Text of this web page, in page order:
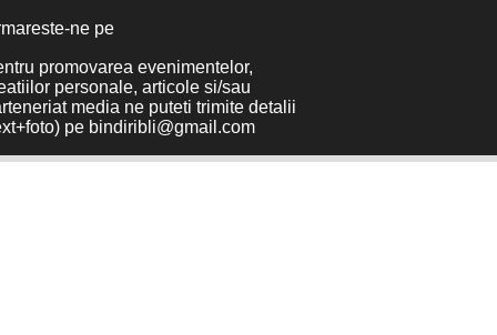
ne pe
promovarea evenimentelor,
personale, articole si/sau
media ne puteti trimite detalii
pe bindiribli@gmail.com